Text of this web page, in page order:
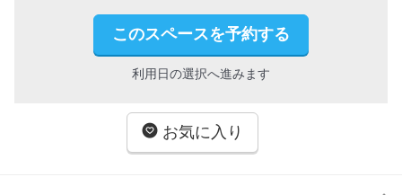
このスペースを予約する
利用日の選択へ進みます
お気に入り